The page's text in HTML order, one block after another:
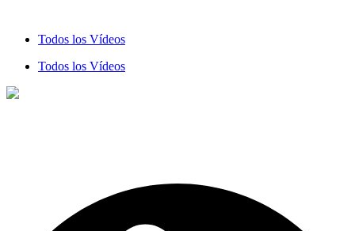
Todos los Vídeos
Todos los Vídeos